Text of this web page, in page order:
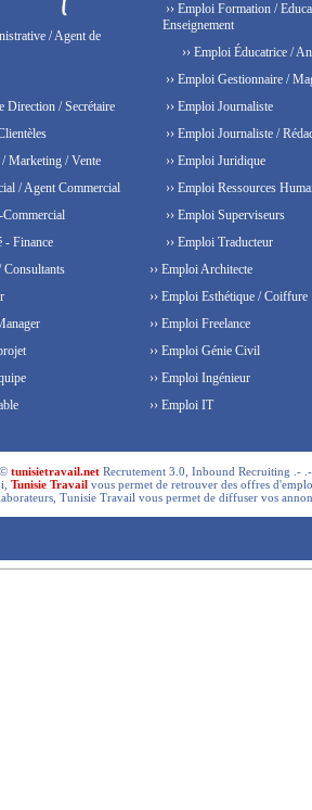
/ Agent de
Direction / Secrétaire
/ Marketing / Vente
/ Agent Commercial
Commercial
- Finance
Consultants
›› Emploi Formation /
Enseignement
›› Emploi Éducatrice /
›› Emploi Gestionnaire /
›› Emploi Journaliste
›› Emploi Journaliste /
›› Emploi Juridique
›› Emploi Ressources
›› Emploi Superviseurs
›› Emploi Traducteur
›› Emploi Architecte
›› Emploi Esthétique / Coiffure
›› Emploi Freelance
›› Emploi Génie Civil
›› Emploi Ingénieur
›› Emploi IT
©tunisietravail.net Recrutement 3.0, Inbound Recruiting .-
Tunisie Travail vous permet de retrouver des offres
Tunisie Travail vous permet de diffuser vos